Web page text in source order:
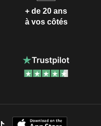
+ de 20 ans
à vos côtés